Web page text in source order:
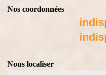
Nos coordonnées
Nous localiser